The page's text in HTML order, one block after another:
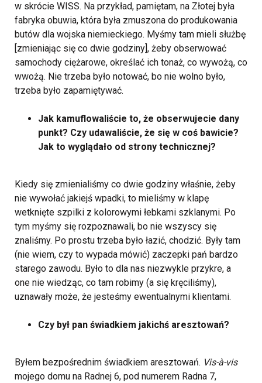
w skrócie WISS. Na przykład, pamiętam, na Złotej była
fabryka obuwia, która była zmuszona do produkowania
butów dla wojska niemieckiego. Myśmy tam mieli służbę
[zmieniając się co dwie godziny], żeby obserwować
samochody ciężarowe, określać ich tonaż, co wywożą, co
wwożą. Nie trzeba było notować, bo nie wolno było,
trzeba było zapamiętywać.
Jak kamuflowaliście to, że obserwujecie dany
punkt? Czy udawaliście, że się w coś bawicie?
Jak to wyglądało od strony technicznej?
Kiedy się zmienialiśmy co dwie godziny właśnie, żeby
nie wywołać jakiejś wpadki, to mieliśmy w klapę
wetknięte szpilki z kolorowymi łebkami szklanymi. Po
tym myśmy się rozpoznawali, bo nie wszyscy się
znaliśmy. Po prostu trzeba było łazić, chodzić. Były tam
(nie wiem, czy to wypada mówić) zaczepki pań bardzo
starego zawodu. Było to dla nas niezwykle przykre, a
one nie wiedząc, co tam robimy (a się kręciliśmy),
uznawały może, że jesteśmy ewentualnymi klientami.
Czy był pan świadkiem jakichś aresztowań?
Byłem bezpośrednim świadkiem aresztowań. Vis-à-vis
mojego domu na Radnej 6, pod numerem Radna 7,